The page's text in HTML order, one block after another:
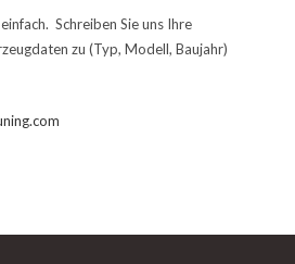
Schreiben Sie uns Ihre
zu (Typ, Modell, Baujahr)